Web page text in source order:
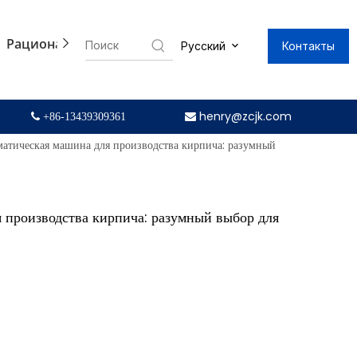
 +86-13439309361  henry@zcjk.com
Рационализаторство Клиенты
Pусский Контакты
машина для производства кирпича: разумный
кирпича: разумный выбор для